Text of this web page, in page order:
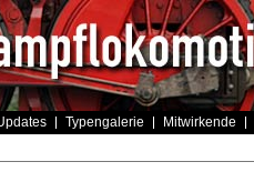
Typengalerie Mitwirkende